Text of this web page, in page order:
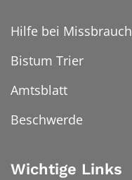
Hilfe bei Missbrauch
Bistum Trier
Amtsblatt
Beschwerde
Wichtige Links